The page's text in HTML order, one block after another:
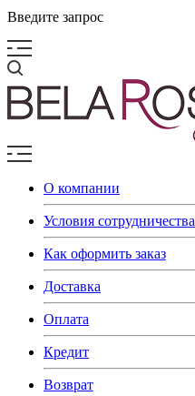
Введите запрос
О компании
Условия сотрудничества
Как оформить заказ
Доставка
Оплата
Кредит
Возврат